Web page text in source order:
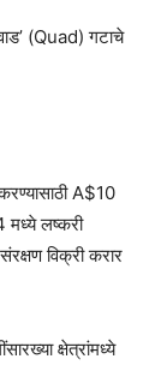
(Quad) गटाचे
A$10
मध्ये लष्करी
संरक्षण विक्री करार
क्षेत्रांमध्ये